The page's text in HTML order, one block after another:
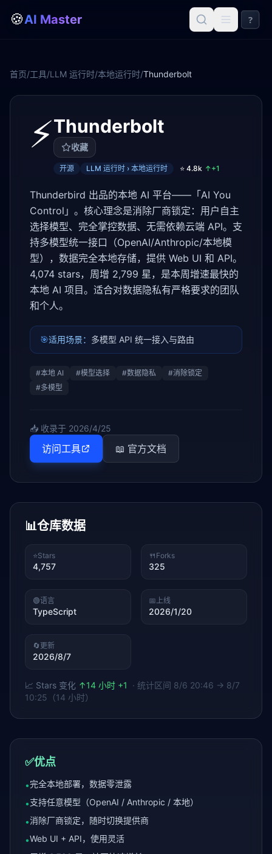
🍪AI Master ?
首页/工具/LLM 运行时/本地运行时/Thunderbolt
⚡Thunderbolt
收藏
开源 LLM 运行时 › 本地运行时 ⭐ 4.8k ↑+1
Thunderbird 出品的本地 AI 平台——「AI You
Control」。核心理念是消除厂商锁定：用户自主
选择模型、完全掌控数据、无需依赖云端 API。支
持多模型统一接口（OpenAI/Anthropic/本地模
型），数据完全本地存储，提供 Web UI 和 API。
4,074 stars，周增 2,799 星，是本周增速最快的
本地 AI 项目。适合对数据隐私有严格要求的团队
和个人。
🎯适用场景： 多模型 API 统一接入与路由
#本地 AI #模型选择 #数据隐私 #消除锁定
#多模型
📥 收录于 2026/4/25
访问工具 📖 官方文档
📊仓库数据
⭐Stars
4,757
🍴 Forks
325
🟢语言
TypeScript
📅上线
2026/1/20
🔄更新
2026/8/7
📈 Stars 变化 ↑14 小时 +1 · 统计区间 8/6 20:46 → 8/7
10:25（14 小时）
✅优点
•完全本地部署，数据零泄露
•支持任意模型（OpenAI / Anthropic / 本地）
•消除厂商锁定，随时切换提供商
•Web UI + API，使用灵活